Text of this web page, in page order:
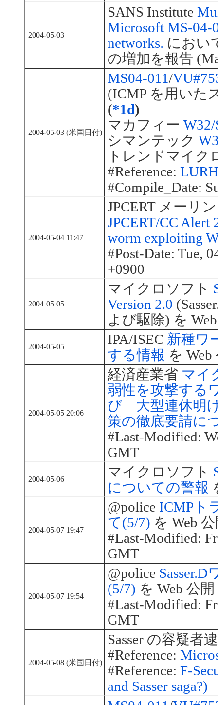
2004-05-03
SANS Institute
Microsoft MS-04-
networks. におい
の増加を報告
2004-05-03 (米国日付)
MS04-011/
(ICMP を用いた
(*1d)
マカフィー W32/
シマンテック
トレンドマイク
#Reference:
#Compile_Date:
2004-05-04 11:47
JPCERT メーリ
JPCERT/CC Alert
worm exploiting
#Post-Date: Tue,
+0900
2004-05-05
マイクロソフト
Version 2.0
よび駆除) を
2004-05-05 IPA/ISEC 新種ワ
する情報 を Web
2004-05-05 20:06
経済産業省 マイ
弱性を攻撃する
び 大型連休明
策の徹底要請に
#Last-Modified:
GMT
2004-05-06 マイクロソフト
についての警報
2004-05-07 19:47
@police ICMPト
て(5/7) を Web
#Last-Modified:
GMT
2004-05-07 19:54
@police
(5/7) を Web 公開
#Last-Modified:
GMT
2004-05-08 (米国日付)
Sasser の容疑者
#Reference:
#Reference: F-
and Sasser saga?)